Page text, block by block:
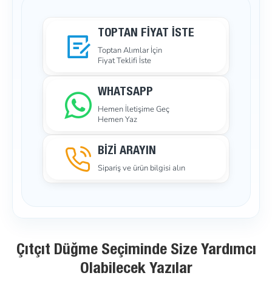
TOPTAN FIYAT İSTE
Toptan Alımlar İçin
Fiyat Teklifi İste
WHATSAPP
Hemen İletişime Geç
Hemen Yaz
BİZİ ARAYIN
Sipariş ve ürün bilgisi alın
Çıtçıt Düğme Seçiminde Size Yardımcı
Olabilecek Yazılar